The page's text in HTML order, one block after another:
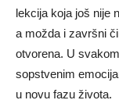
lekcija koja još nije
a možda i završni
otvorena. U
sopstvenim
u novu fazu života.